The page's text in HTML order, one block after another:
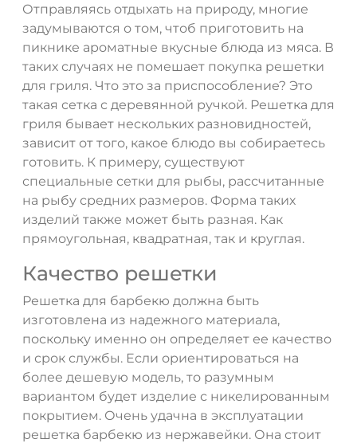
Отправляясь отдыхать на природу, многие
задумываются о том, чтоб приготовить на
пикнике ароматные вкусные блюда из мяса. В
таких случаях не помешает покупка решетки
для гриля. Что это за приспособление? Это
такая сетка с деревянной ручкой. Решетка для
гриля бывает нескольких разновидностей,
зависит от того, какое блюдо вы собираетесь
готовить. К примеру, существуют
специальные сетки для рыбы, рассчитанные
на рыбу средних размеров. Форма таких
изделий также может быть разная. Как
прямоугольная, квадратная, так и круглая.
Качество решетки
Решетка для барбекю должна быть
изготовлена из надежного материала,
поскольку именно он определяет ее качество
и срок службы. Если ориентироваться на
более дешевую модель, то разумным
вариантом будет изделие с никелированным
покрытием. Очень удачна в эксплуатации
решетка барбекю из нержавейки. Она стоит